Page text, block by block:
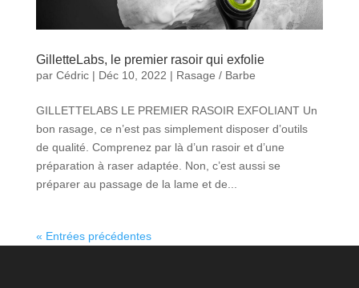
GilletteLabs, le premier rasoir qui exfolie
par Cédric| Déc 10, 2022 | Rasage / Barbe
GILLETTELABS LE PREMIER RASOIR EXFOLIANT Un
bon rasage, ce n’est pas simplement disposer d’outils
de qualité. Comprenez par là d’un rasoir et d’une
préparation à raser adaptée. Non, c’est aussi se
préparer au passage de la lame et de...
« Entrées précédentes